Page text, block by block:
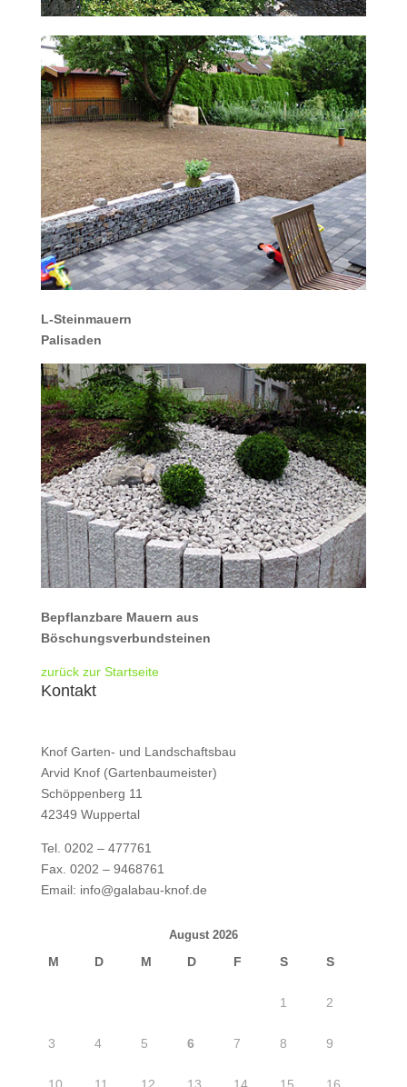
L-Steinmauern
Palisaden
Bepflanzbare Mauern aus
Böschungsverbundsteinen
zurück zur Startseite
Kontakt
Knof Garten- und Landschaftsbau
Arvid Knof (Gartenbaumeister)
Schöppenberg 11
42349 Wuppertal
Tel. 0202 – 477761
Fax. 0202 – 9468761
Email: info@galabau-knof.de
August 2026
M D M D F S S
1 2
3 4 5 6 7 8 9